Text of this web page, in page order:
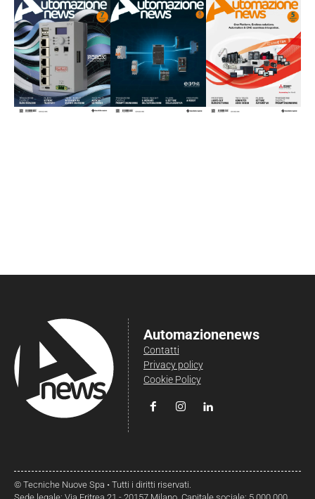
Automazionenews
Contatti
Privacy policy
Cookie Policy
© Tecniche Nuove Spa • Tutti i diritti riservati.